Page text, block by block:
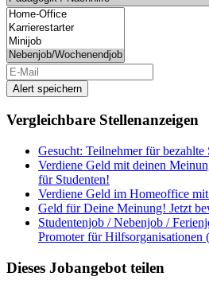
Alert speichern
Vergleichbare Stellenanzeigen
Gesucht: Teilnehmer für bezahlte
Verdiene Geld mit deinen
für Studenten!
Verdiene Geld im Homeoffice
Geld für Deine Meinung! Jetzt
Studentenjob / Nebenjob /
Promoter für Hilfsorganisationen
Dieses Jobangebot teilen